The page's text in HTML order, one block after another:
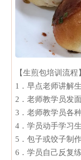
【生煎包培训流程
1．早点老师讲解
2．老师教学员发
3．老师教学员各
4．学员动手学习
5．包子或饺子制
6．学员自己反复